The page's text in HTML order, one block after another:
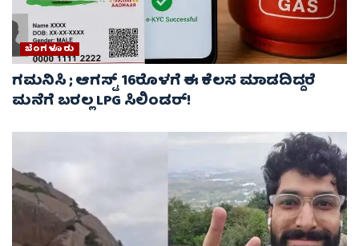
ಬೆಂಗಳೂರು
ಗಮನಿಸಿ ; ಆಗಸ್ಟ್ 16ರೊಳಗೆ ಈ ಕೆಲಸ ಮಾಡದಿದ್ದರೆ
ಮನೆಗೆ ಬರಲ್ಲ LPG ಸಿಲಿಂಡರ್!